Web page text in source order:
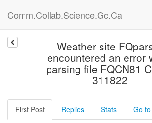
Comm.Collab.Science.Gc.Ca
Weather site
encountered an error
parsing file FQCN81
311822
First Post Replies Stats Go to